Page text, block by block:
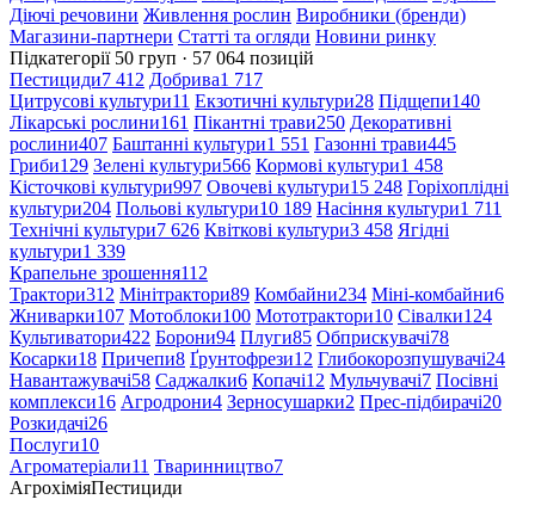
Діючі речовини Живлення рослин Виробники (бренди)
Магазини-партнери Статті та огляди Новини ринку
Підкатегорії 50 груп · 57 064 позицій
Пестициди7 412 Добрива1 717
Цитрусові культури11 Екзотичні культури28 Підщепи140
Лікарські рослини161 Пікантні трави250 Декоративні
рослини407 Баштанні культури1 551 Газонні трави445
Гриби129 Зелені культури566 Кормові культури1 458
Кісточкові культури997 Овочеві культури15 248 Горіхоплідні
культури204 Польові культури10 189 Насіння культури1 711
Технічні культури7 626 Квіткові культури3 458 Ягідні
культури1 339
Крапельне зрошення112
Трактори312 Мінітрактори89 Комбайни234 Міні-комбайни6
Жниварки107 Мотоблоки100 Мототрактори10 Сівалки124
Культиватори422 Борони94 Плуги85 Обприскувачі78
Косарки18 Причепи8 Ґрунтофрези12 Глибокорозпушувачі24
Навантажувачі58 Саджалки6 Копачі12 Мульчувачі7 Посівні
комплекси16 Агродрони4 Зерносушарки2 Прес-підбирачі20
Розкидачі26
Послуги10
Агроматеріали11 Тваринництво7
АгрохіміяПестициди